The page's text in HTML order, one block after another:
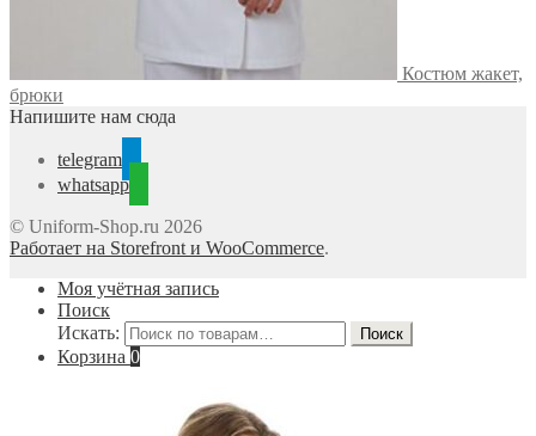
Костюм жакет,
брюки
Напишите нам сюда
telegram
whatsapp
© Uniform-Shop.ru 2026
Работает на Storefront и WooCommerce.
Моя учётная запись
Поиск
Искать:
Поиск
Корзина 0